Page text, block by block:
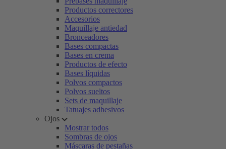
Productos correctores
Accesorios
Maquillaje antiedad
Bronceadores
Bases compactas
Bases en crema
Productos de efecto
Bases líquidas
Polvos compactos
Polvos sueltos
Sets de maquillaje
Tatuajes adhesivos
Ojos
Mostrar todos
Sombras de ojos
Máscaras de pestañas